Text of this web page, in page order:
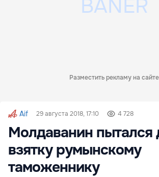
Разместить рекламу на сайте
Aif 29 августа 2018, 17:10 4 728
Молдаванин пытался
взятку румынскому
таможеннику